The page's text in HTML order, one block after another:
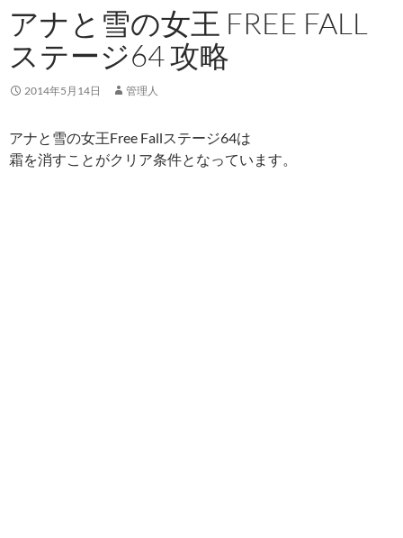
アナと雪の女王 FREE FALL
ステージ64 攻略
2014年5月14日 管理人
アナと雪の女王Free Fallステージ64は
霜を消すことがクリア条件となっています。